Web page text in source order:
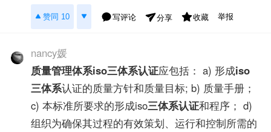
赞同 10 写评论 分享 收藏 举报
nancy媛
质量管理体系iso三体系认证应包括： a) 形成iso
三体系认证的质量方针和质量目标; b) 质量手册；
c) 本标准所要求的形成iso三体系认证和程序； d)
组织为确保其过程的有效策划、运行和控制所需的